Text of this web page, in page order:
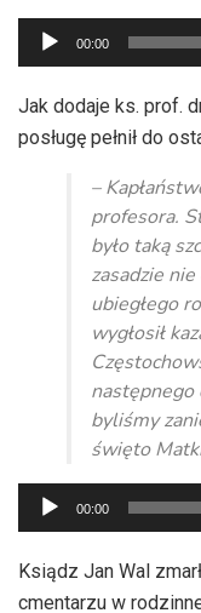
Odtwarzacz
plików
dźwiękowych
00:00
Jak dodaje ks. prof.
posługę pełnił do
–
profesora.
było taką
zasadzie
ubiegłego
wygłosił
następnego
byliśmy
święto
Odtwarzacz
plików
dźwiękowych
00:00
Ksiądz Jan Wal
cmentarzu w